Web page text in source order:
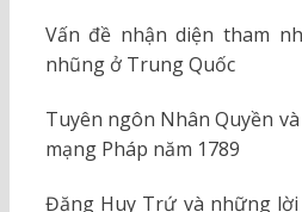
Vấn đề nhận diện tham
nhũng ở Trung Quốc
Tuyên ngôn Nhân Quyền
mạng Pháp năm 1789
Đặng Huy Trứ và những